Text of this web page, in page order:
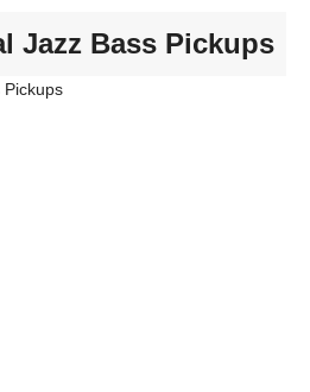
Jazz Bass Pickups
Pickups